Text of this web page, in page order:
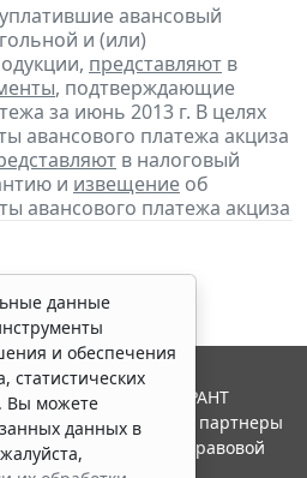
авансовый
и (или)
представляют в
, подтверждающие
за июнь 2013 г. В целях
авансового платежа акциза
в налоговый
и извещение об
авансового платежа акциза
данные
и обеспечения
статистических
Вы можете
данных в
2026. Система ГАРАНТ
Компания "Гарант" и ее партнеры
ассоциации правовой